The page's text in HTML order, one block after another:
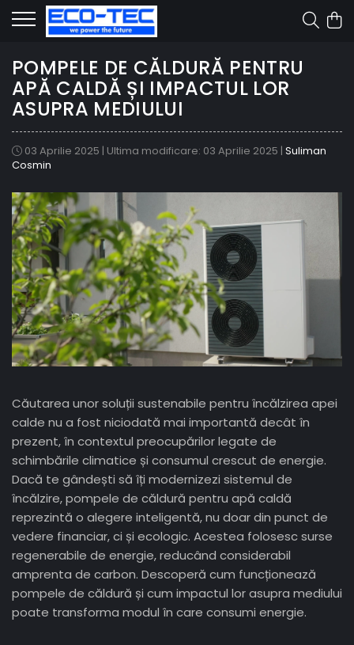
POMPELE DE CĂLDURĂ PENTRU
APĂ CALDĂ ȘI IMPACTUL LOR
ASUPRA MEDIULUI
03 Aprilie 2025 | Ultima modificare: 03 Aprilie 2025 | Suliman
Cosmin
Căutarea unor soluții sustenabile pentru încălzirea apei
calde nu a fost niciodată mai importantă decât în
prezent, în contextul preocupărilor legate de
schimbările climatice și consumul crescut de energie.
Dacă te gândești să îți modernizezi sistemul de
încălzire, pompele de căldură pentru apă caldă
reprezintă o alegere inteligentă, nu doar din punct de
vedere financiar, ci și ecologic. Acestea folosesc surse
regenerabile de energie, reducând considerabil
amprenta de carbon. Descoperă cum funcționează
pompele de căldură și cum impactul lor asupra mediului
poate transforma modul în care consumi energie.